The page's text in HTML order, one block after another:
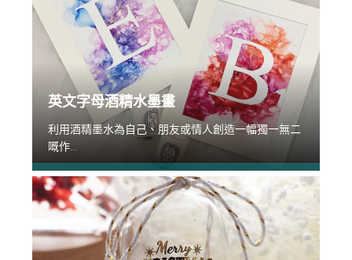
英文字母酒精水墨畫
利用酒精墨水為自己、朋友或情人創造一幅獨一無二
嘅作...